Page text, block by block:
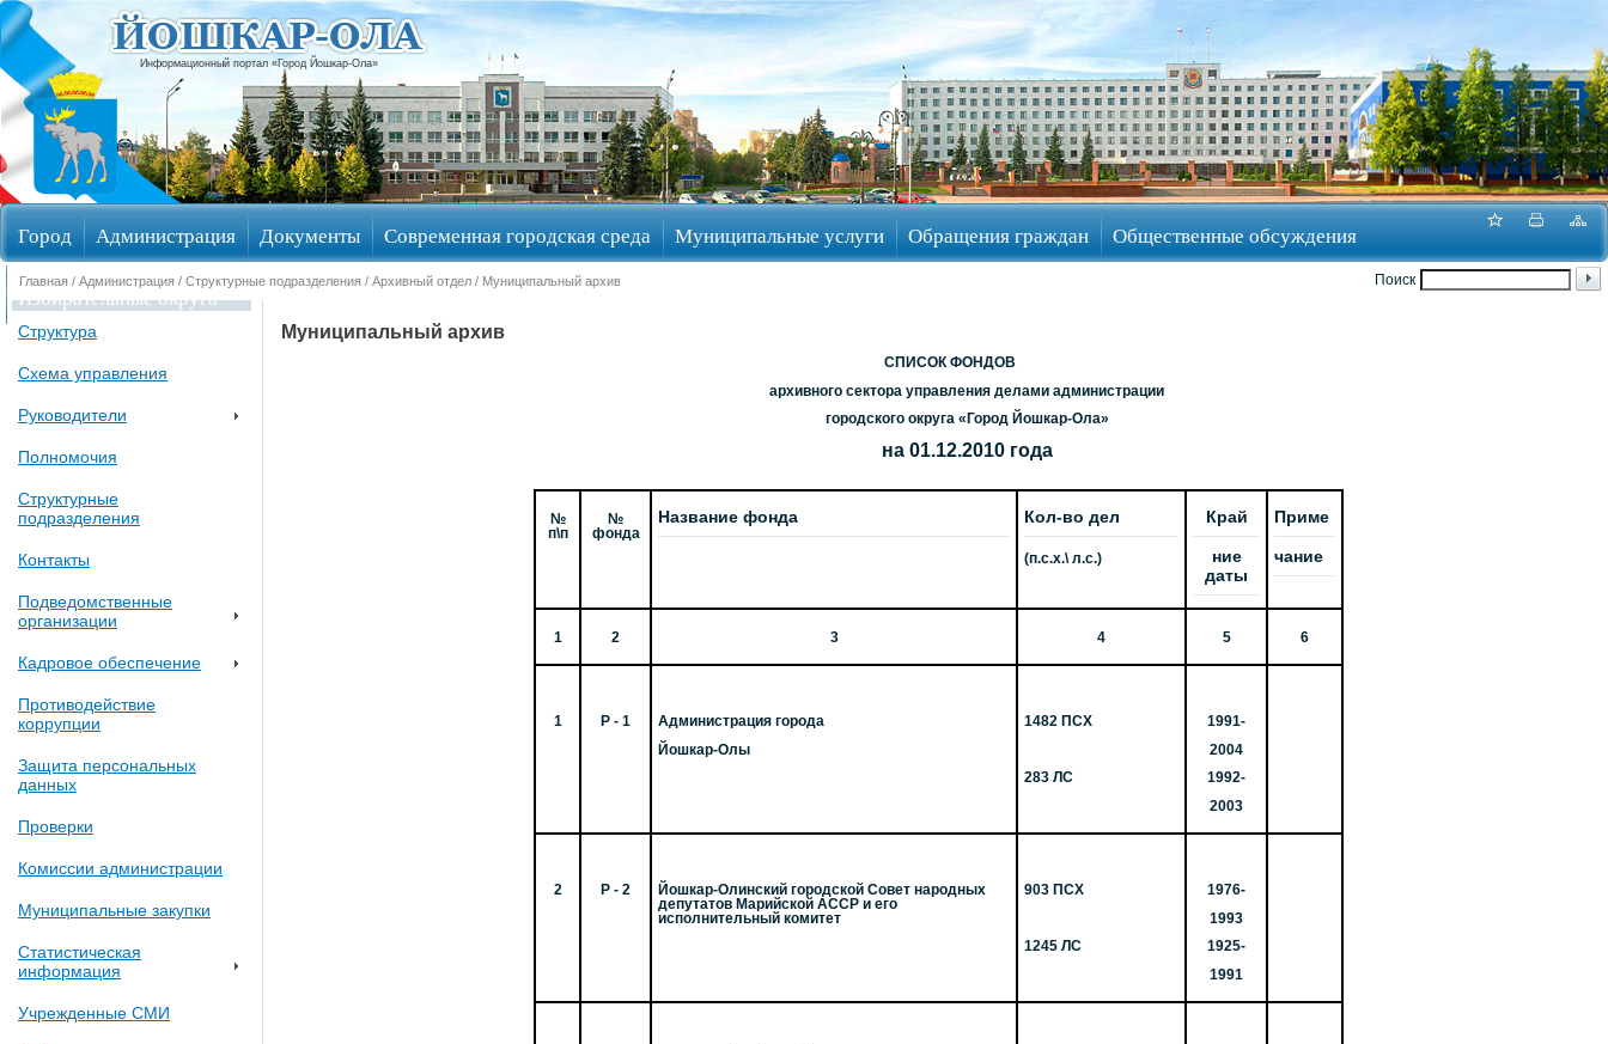
Информационный портал «Город Йошкар-Ола»
Город Администрация Документы Современная городская среда Муниципальные услуги Обращения граждан Общественные обсуждения
Избирательные округа
Поиск
Главная / Администрация / Структурные подразделения / Архивный отдел / Муниципальный архив
Структура
Схема управления
Руководители
Полномочия
Структурные
подразделения
Контакты
Подведомственные
организации
Кадровое обеспечение
Противодействие
коррупции
Защита персональных
данных
Проверки
Комиссии администрации
Муниципальные закупки
Статистическая
информация
Учрежденные СМИ
Муниципальный архив
СПИСОК ФОНДОВ
архивного сектора управления делами администрации
городского округа «Город Йошкар-Ола»
на 01.12.2010 года
№
п\п
№
фонда
Название фонда Кол-во дел
(п.с.х.\ л.с.)
Край
ние
даты
Приме
чание
1 2 3 4 5 6
1 Р - 1
Администрация города
Йошкар-Олы
1482 ПСХ
283 ЛС
1991-
2004
1992-
2003
2 Р - 2
Йошкар-Олинский городской Совет народных
депутатов Марийской АССР и его
исполнительный комитет
903 ПСХ
1245 ЛС
1976-
1993
1925-
1991